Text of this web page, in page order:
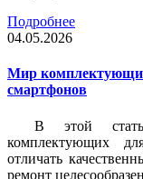
Подробнее
04.05.2026
Мир
смартфонов
В этой
комплектующих
отличать
ремонт целесообразен